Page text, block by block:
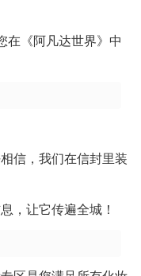
在《阿凡达世界》中
信，我们在信封里装
，让它传遍全城！